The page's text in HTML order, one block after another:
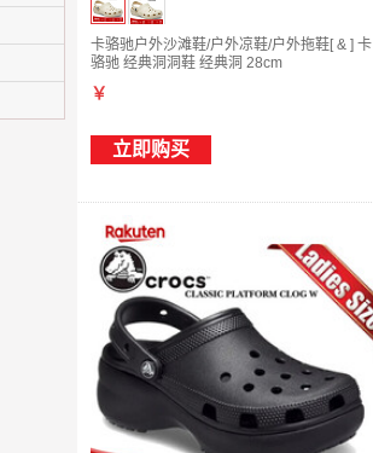
卡骆驰户外沙滩鞋/户外凉鞋/户外拖鞋[ & ] 卡
骆驰 经典洞洞鞋 经典洞 28cm
￥
立即购买